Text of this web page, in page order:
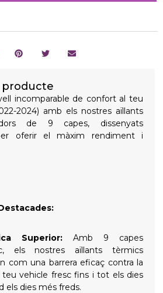
producte
incomparable de confort al teu
2024) amb els nostres aïllants
de 9 capes, dissenyats
oferir el màxim rendiment i
Superior: Amb 9 capes
els nostres aïllants tèrmics
com una barrera eficaç contra la
vehicle fresc fins i tot els dies
els dies més freds.